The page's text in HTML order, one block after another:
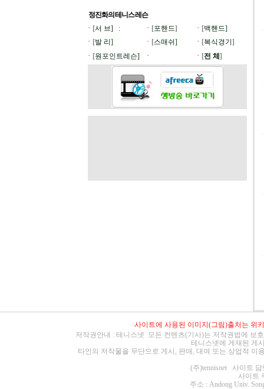
정진화의 테니스레슨
ㆍ[서 브] : ㆍ[포핸드] ㆍ[백핸드]
ㆍ[발 리 ] ㆍ[스매쉬 ] ㆍ[복식경기 ]
ㆍ[원포인트레슨] ㆍ ㆍ[전 체 ]
사이트에 사용된 이미지(그림)출처는 위
저작권안내 : 테니스넷 모든 컨텐츠(기사)는 저작권법에 보
테니스넷에 게재된 게
타인의 저작물을 무단으로 게시, 판매, 대여 또는 상업적
(주)tennisnet 사이트
사이트
주소 : Andong Univ.